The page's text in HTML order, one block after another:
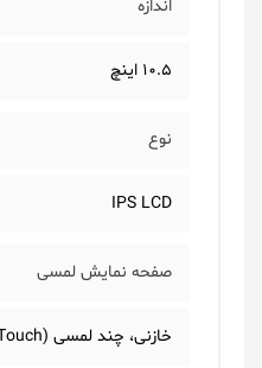
اندازه
10.5 اینچ
نوع
IPS LCD
صفحه نمایش لمسی
خازنی، چند لمسی (Multi Touch)